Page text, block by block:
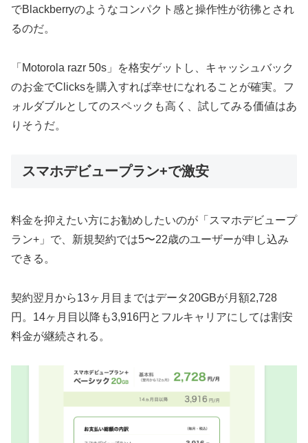
でBlackberryのようなコンパクト感と操作性が彷彿とされ
るのだ。
「Motorola razr 50s」を格安ゲットし、キャッシュバック
のお金でClicksを購入すれば幸せになれることが確実。フ
ォルダブルとしてのスペックも高く、試してみる価値はあ
りそうだ。
スマホデビュープラン+で激安
料金を抑えたい方にお勧めしたいのが「スマホデビュープ
ラン+」で、新規契約では5〜22歳のユーザーが申し込み
できる。
契約翌月から13ヶ月目まではデータ20GBが月額2,728
円。14ヶ月目以降も3,916円とフルキャリアにしては割安
料金が継続される。